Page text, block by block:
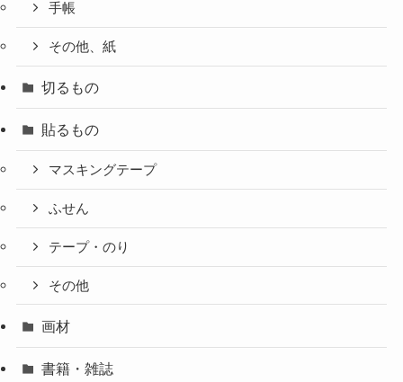
手帳
その他、紙
切るもの
貼るもの
マスキングテープ
ふせん
テープ・のり
その他
画材
書籍・雑誌